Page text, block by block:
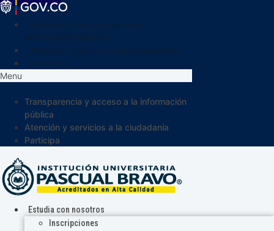
Menu
Transparencia y acceso a la información
pública
Atención y servicios a la ciudadanía
Participa
Estudia con nosotros
Inscripciones